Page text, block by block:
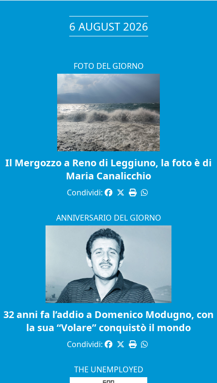
6 AUGUST 2026
FOTO DEL GIORNO
Il Mergozzo a Reno di Leggiuno, la foto è di
Maria Canalicchio
Condividi:
ANNIVERSARIO DEL GIORNO
32 anni fa l’addio a Domenico Modugno, con
la sua “Volare” conquistò il mondo
Condividi:
THE UNEMPLOYED